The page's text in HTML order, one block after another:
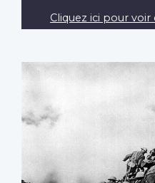
Cliquez ici pour